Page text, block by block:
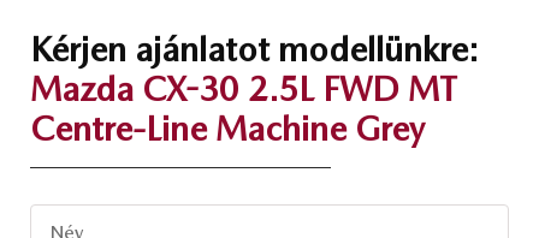
Kérjen ajánlatot modellünkre:
Mazda CX-30 2.5L FWD MT
Centre-Line Machine Grey